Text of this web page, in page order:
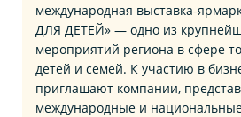
международная
ДЛЯ ДЕТЕЙ» — одно из
мероприятий региона в сфере
детей и семей. К участию в
приглашают компании,
международные и